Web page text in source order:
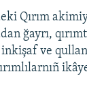
Qırım
ğayrı,
ve